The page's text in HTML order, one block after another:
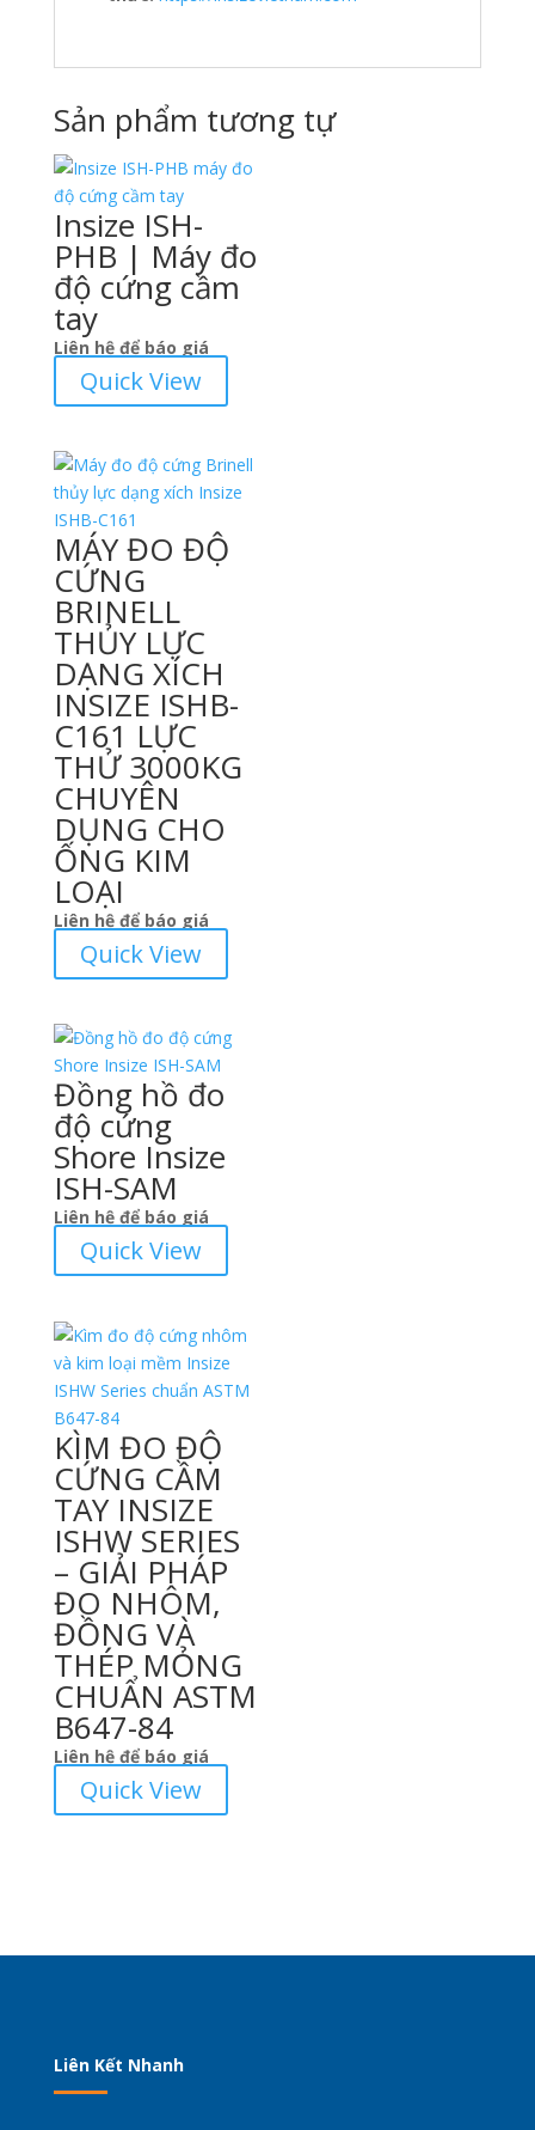
Sản phẩm tương tự
Insize ISH-
PHB | Máy đo
độ cứng cầm
tay
Liên hệ để báo giá
Quick View
MÁY ĐO ĐỘ
CỨNG
BRINELL
THỦY LỰC
DẠNG XÍCH
INSIZE ISHB-
C161 LỰC
THỬ 3000KG
CHUYÊN
DỤNG CHO
ỐNG KIM
LOẠI
Liên hệ để báo giá
Quick View
Đồng hồ đo
độ cứng
Shore Insize
ISH-SAM
Liên hệ để báo giá
Quick View
KÌM ĐO ĐỘ
CỨNG CẦM
TAY INSIZE
ISHW SERIES
– GIẢI PHÁP
ĐO NHÔM,
ĐỒNG VÀ
THÉP MỎNG
CHUẨN ASTM
B647-84
Liên hệ để báo giá
Quick View
Liên Kết Nhanh